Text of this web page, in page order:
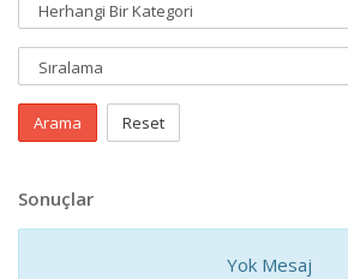
Arama Reset
Sonuçlar
Yok Mesaj